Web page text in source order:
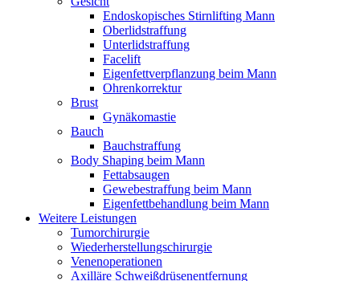
Endoskopisches Stirnlifting Mann
Oberlidstraffung
Unterlidstraffung
Facelift
Eigenfettverpflanzung beim Mann
Ohrenkorrektur
Brust
Gynäkomastie
Bauch
Bauchstraffung
Body Shaping beim Mann
Fettabsaugen
Gewebestraffung beim Mann
Eigenfettbehandlung beim Mann
Weitere Leistungen
Tumorchirurgie
Wiederherstellungschirurgie
Venenoperationen
Axilläre Schweißdrüsenentfernung